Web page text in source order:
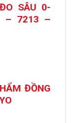
SÂU 0-
– 7213 –
ĐỒNG